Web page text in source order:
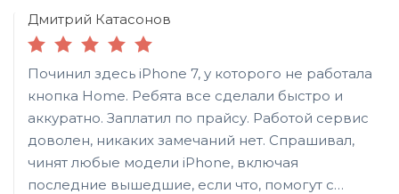
Дмитрий Катасонов
Починил здесь iPhone 7, у которого не работала
кнопка Home. Ребята все сделали быстро и
аккуратно. Заплатил по прайсу. Работой сервис
доволен, никаких замечаний нет. Спрашивал,
чинят любые модели iPhone, включая
последние вышедшие, если что, помогут с